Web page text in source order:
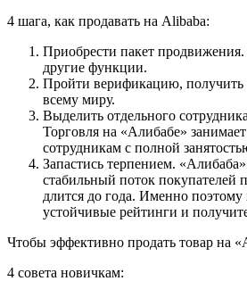
4 шага, как продавать на Alibaba:
Приобрести пакет продвижения.
другие функции.
Пройти верификацию, получить
всему миру.
Выделить отдельного
Торговля на «Алибабе»
сотрудникам с полной
Запастись терпением.
стабильный поток покупателей
длится до года. Именно
устойчивые рейтинги и
Чтобы эффективно продать товар на
4 совета новичкам: